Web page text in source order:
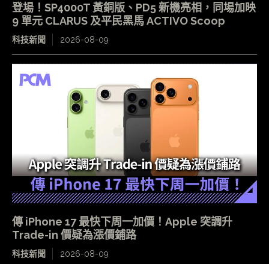
登場！SP4000T 黃銅版、PD5 新機亮相，同場加映
9 單元 CLARUS 及平民黑馬 ACTIVO Scoop
科技新聞 2026-08-09
傳 iPhone 17 最快下周一加價！Apple 突調升
Trade-in 價疑為漲價鋪路
科技新聞 2026-08-09